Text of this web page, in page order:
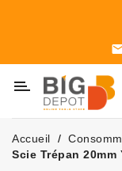
Machines
Outillage
Jardinage
Consommables
Accueil
Scie Trépan 20mm